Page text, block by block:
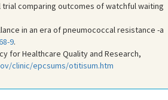
trial comparing outcomes of watchful waiting
in an era of pneumococcal resistance -a
9.
for Healthcare Quality and Research,
clinic/epcsums/otitisum.htm